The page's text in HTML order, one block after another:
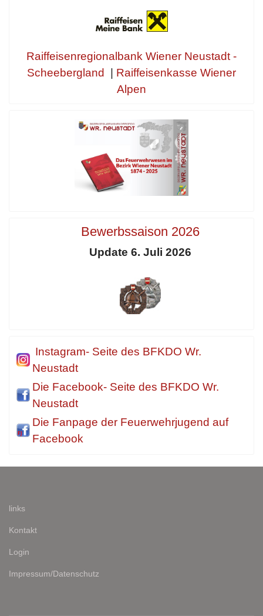
Raiffeisenregionalbank Wiener Neustadt -
Scheebergland
Raiffeisenkasse Wiener
Alpen
Bewerbssaison 2026
Update 6. Juli 2026
Instagram- Seite des BFKDO Wr.
Neustadt
Die Facebook- Seite des BFKDO Wr.
Neustadt
Die Fanpage der Feuerwehrjugend auf
Facebook
links
Kontakt
Login
Impressum/Datenschutz